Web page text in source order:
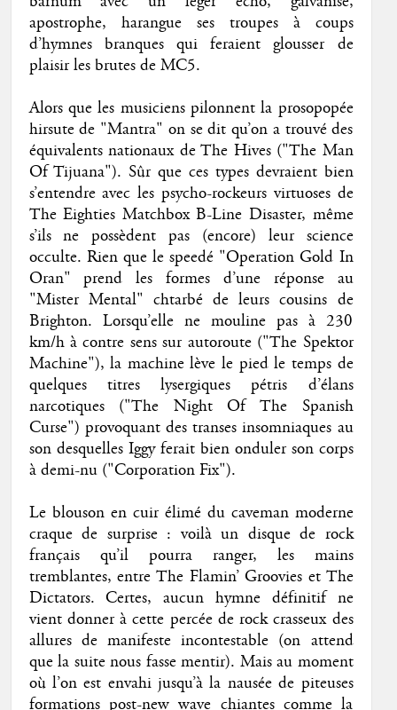
apostrophe, harangue ses troupes à coups
d’hymnes branques qui feraient glousser de
plaisir les brutes de MC5.
Alors que les musiciens pilonnent la prosopopée
hirsute de "Mantra" on se dit qu’on a trouvé des
équivalents nationaux de The Hives ("The Man
Of Tijuana"). Sûr que ces types devraient bien
s’entendre avec les psycho-rockeurs virtuoses de
The Eighties Matchbox B-Line Disaster, même
s’ils ne possèdent pas (encore) leur science
occulte. Rien que le speedé "Operation Gold In
Oran" prend les formes d’une réponse au
"Mister Mental" chtarbé de leurs cousins de
Brighton. Lorsqu’elle ne mouline pas à 230
km/h à contre sens sur autoroute ("The Spektor
Machine"), la machine lève le pied le temps de
quelques titres lysergiques pétris d’élans
narcotiques ("The Night Of The Spanish
Curse") provoquant des transes insomniaques au
son desquelles Iggy ferait bien onduler son corps
à demi-nu ("Corporation Fix").
Le blouson en cuir élimé du caveman moderne
craque de surprise : voilà un disque de rock
français qu’il pourra ranger, les mains
tremblantes, entre The Flamin’ Groovies et The
Dictators. Certes, aucun hymne définitif ne
vient donner à cette percée de rock crasseux des
allures de manifeste incontestable (on attend
que la suite nous fasse mentir). Mais au moment
où l’on est envahi jusqu’à la nausée de piteuses
formations post-new wave chiantes comme la